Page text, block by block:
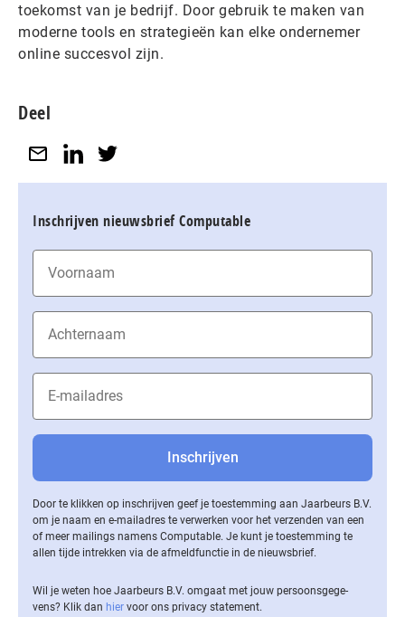
toekomst van je bedrijf. Door gebruik te maken van
moderne tools en strategieën kan elke ondernemer
online succesvol zijn.
Deel
Inschrijven nieuwsbrief Computable
Door te klikken op inschrijven geef je toestemming aan Jaarbeurs B.V.
om je naam en e-mailadres te verwerken voor het verzenden van een
of meer mailings namens Computable. Je kunt je toestemming te
allen tijde intrekken via de af­meld­func­tie in de nieuwsbrief.
Wil je weten hoe Jaarbeurs B.V. omgaat met jouw per­soons­ge­ge­
vens? Klik dan hier voor ons privacy statement.